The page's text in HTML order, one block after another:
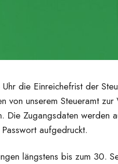
die Einreichefrist der
von unserem Steueramt
Die Zugangsdaten werden
aufgedruckt.
längstens bis zum 30.